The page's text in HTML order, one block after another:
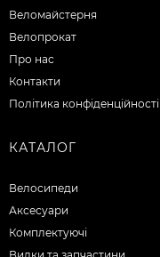
Веломайстерня
Велопрокат
Про нас
Контакти
Політика конфіденційності
КАТАЛОГ
Велосипеди
Аксесуари
Комплектуючі